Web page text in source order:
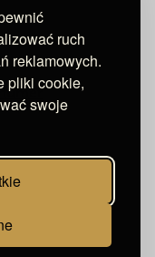
ruch
reklamowych.
pliki cookie,
swoje